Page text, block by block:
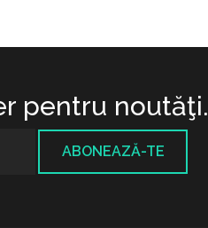
pentru noutăţi.
ABONEAZĂ-TE